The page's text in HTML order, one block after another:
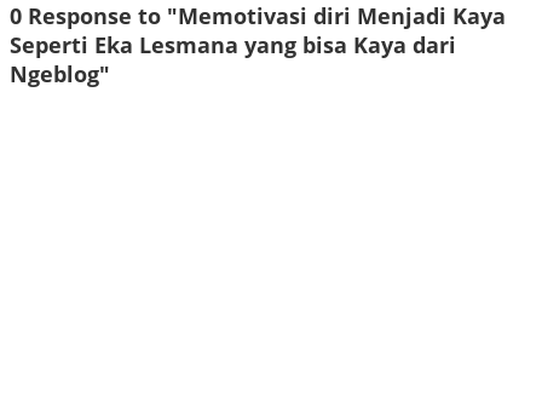
0 Response to "Memotivasi diri Menjadi Kaya
Seperti Eka Lesmana yang bisa Kaya dari
Ngeblog"